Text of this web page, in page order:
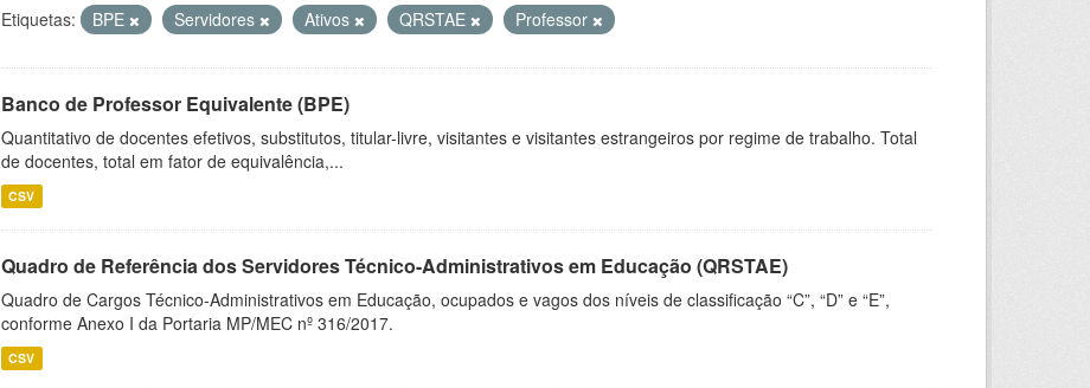
Etiquetas:
BPE Servidores Ativos QRSTAE Professor
Banco de Professor Equivalente (BPE)
Quantitativo de docentes efetivos, substitutos, titular-livre, visitantes e visitantes estrangeiros por regime de trabalho. Total
de docentes, total em fator de equivalência,...
CSV
Quadro de Referência dos Servidores Técnico-Administrativos em Educação (QRSTAE)
Quadro de Cargos Técnico-Administrativos em Educação, ocupados e vagos dos níveis de classificação “C”, “D” e “E”,
conforme Anexo I da Portaria MP/MEC nº 316/2017.
CSV